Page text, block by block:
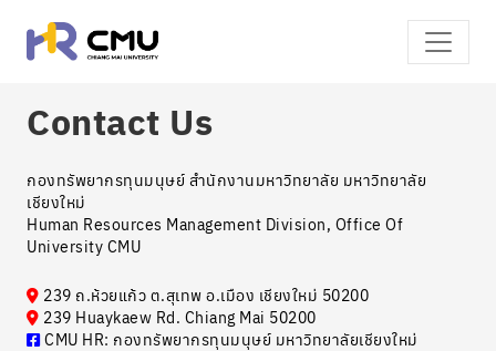
Contact Us
กองทรัพยากรทุนมนุษย์ สำนักงานมหาวิทยาลัย มหาวิทยาลัย
เชียงใหม่
Human Resources Management Division, Office Of
University CMU
239 ถ.ห้วยแก้ว ต.สุเทพ อ.เมือง เชียงใหม่ 50200
239 Huaykaew Rd. Chiang Mai 50200
CMU HR: กองทรัพยากรทุนมนุษย์ มหาวิทยาลัยเชียงใหม่